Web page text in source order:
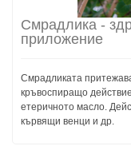
Смрадлика -
приложение
Смрадликата
кръвоспиращо
етеричното масло.
кървящи венци и др.